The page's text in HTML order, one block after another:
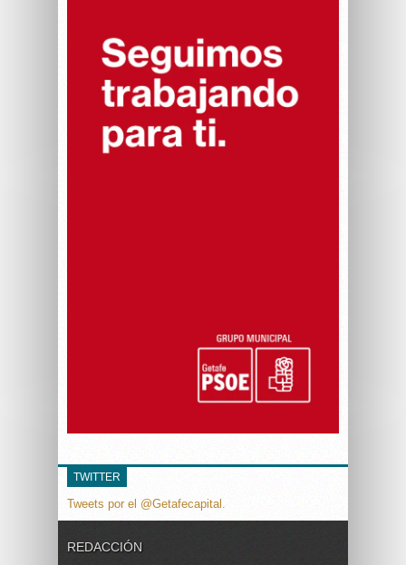
TWITTER
Tweets por el @Getafecapital.
REDACCIÓN